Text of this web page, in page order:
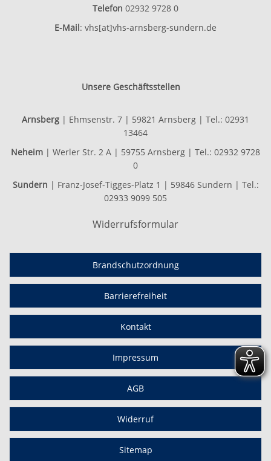
Telefon 02932 9728 0
E-Mail: vhs[at]vhs-arnsberg-sundern.de
Unsere Geschäftsstellen
Arnsberg | Ehmsenstr. 7 | 59821 Arnsberg | Tel.: 02931
13464
Neheim | Werler Str. 2 A | 59755 Arnsberg | Tel.: 02932 9728
0
Sundern | Franz-Josef-Tigges-Platz 1 | 59846 Sundern | Tel.:
02933 9099 505
Widerrufsformular
Brandschutzordnung
Barrierefreiheit
Kontakt
Impressum
AGB
Widerruf
Sitemap